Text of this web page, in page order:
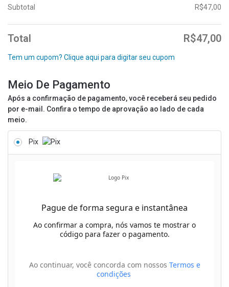
Subtotal R$47,00
Total R$47,00
Tem um cupom? Clique aqui para digitar seu cupom
Meio De Pagamento
Após a confirmação de pagamento, você receberá seu pedido
por e-mail. Confira o tempo de aprovação ao lado de cada
meio.
Pix
Pague de forma segura e instantânea
Ao confirmar a compra, nós vamos te mostrar o
código para fazer o pagamento.
Ao continuar, você concorda com nossos Termos e
condições